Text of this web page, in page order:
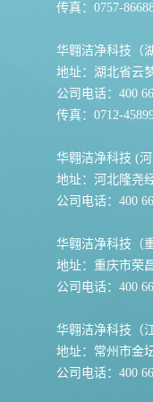
传真：0757-
华翱洁净科技（
地址：湖北省云
公司电话：400
传真：0712-
华翱洁净科技 (
地址：河北隆尧
公司电话：400
华翱洁净科技（
地址：重庆市荣
公司电话：400
华翱洁净科技（
地址：常州市金
公司电话：400